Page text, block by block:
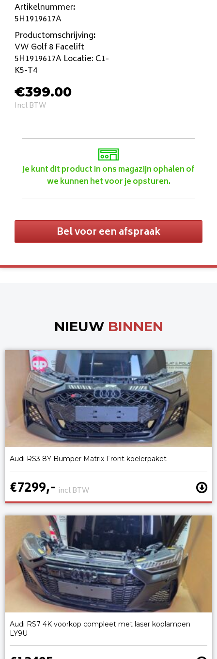
Artikelnummer:
5H1919617A
Productomschrijving:
VW Golf 8 Facelift
5H1919617A Locatie: C1-
K5-T4
€399.00
Incl BTW
Je kunt dit product in ons magazijn ophalen of
we kunnen het voor je opsturen.
Bel voor een afspraak
NIEUW BINNEN
Audi RS3 8Y Bumper Matrix Front koelerpaket
€7299,- incl BTW
Audi RS7 4K voorkop compleet met laser koplampen
LY9U